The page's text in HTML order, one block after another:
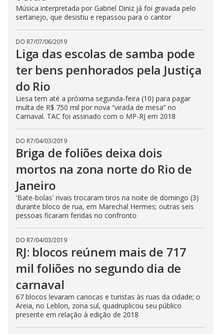
Música interpretada por Gabriel Diniz já foi gravada pelo
sertanejo, que desistiu e repassou para o cantor
DO R7/07/06/2019
Liga das escolas de samba pode
ter bens penhorados pela Justiça
do Rio
Liesa tem até a próxima segunda-feira (10) para pagar
multa de R$ 750 mil por nova “virada de mesa” no
Carnaval. TAC foi assinado com o MP-RJ em 2018
DO R7/04/03/2019
Briga de foliões deixa dois
mortos na zona norte do Rio de
Janeiro
'Bate-bolas' rivais trocaram tiros na noite de domingo (3)
durante bloco de rua, em Marechal Hermes; outras seis
pessoas ficaram feridas no confronto
DO R7/04/03/2019
RJ: blocos reúnem mais de 717
mil foliões no segundo dia de
carnaval
67 blocos levaram cariocas e turistas às ruas da cidade; o
Areia, no Leblon, zona sul, quadruplicou seu público
presente em relação à edição de 2018